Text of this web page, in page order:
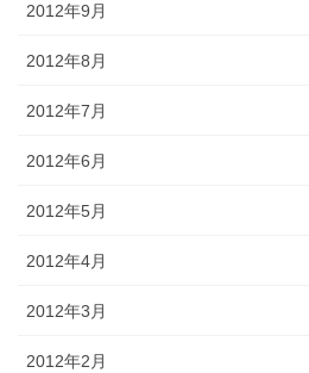
2012年9月
2012年8月
2012年7月
2012年6月
2012年5月
2012年4月
2012年3月
2012年2月